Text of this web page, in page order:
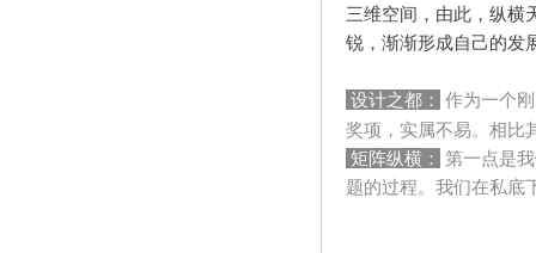
三维空间，由此，纵横
锐，渐渐形成自己的发
设计之都： 作为一个
奖项，实属不易。相比
矩阵纵横： 第一点是
题的过程。我们在私底